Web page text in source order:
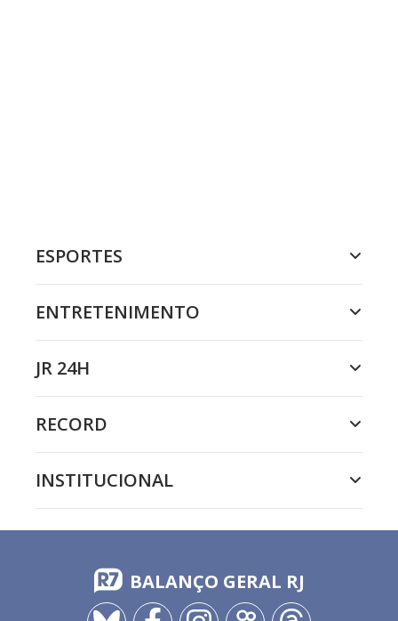
ESPORTES
ENTRETENIMENTO
JR 24H
RECORD
INSTITUCIONAL
BALANÇO GERAL RJ